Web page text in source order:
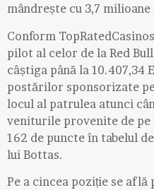
mândrește cu 3,7
Conform
pilot al celor de la Red
câștiga până la 10.407,34
postărilor sponsorizate
locul al patrulea atunci
veniturile provenite de pe
162 de puncte în tabelul
lui Bottas.
Pe a cincea poziție se